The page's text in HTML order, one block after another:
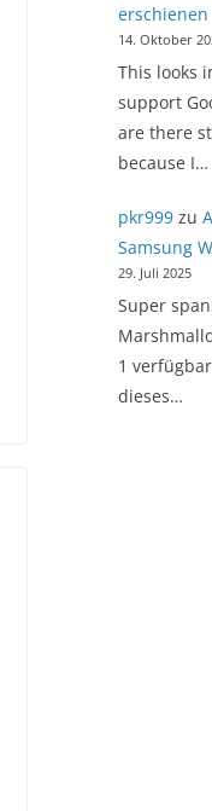
erschienen
14. Oktober
This looks
support
are there
because I…
pkr999zu
Samsung
29. Juli 2025
Super
1
dieses…